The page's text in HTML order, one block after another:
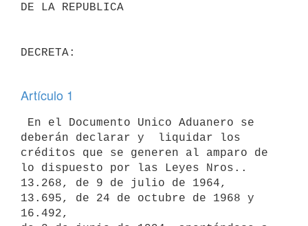
DE LA REPUBLICA
DECRETA:
Artículo 1
deberán declarar y  liquidar los
créditos que se generen al amparo de
lo dispuesto por las Leyes Nros..
13.268, de 9 de julio de 1964,
13.695, de 24 de octubre de 1968 y
16.492,